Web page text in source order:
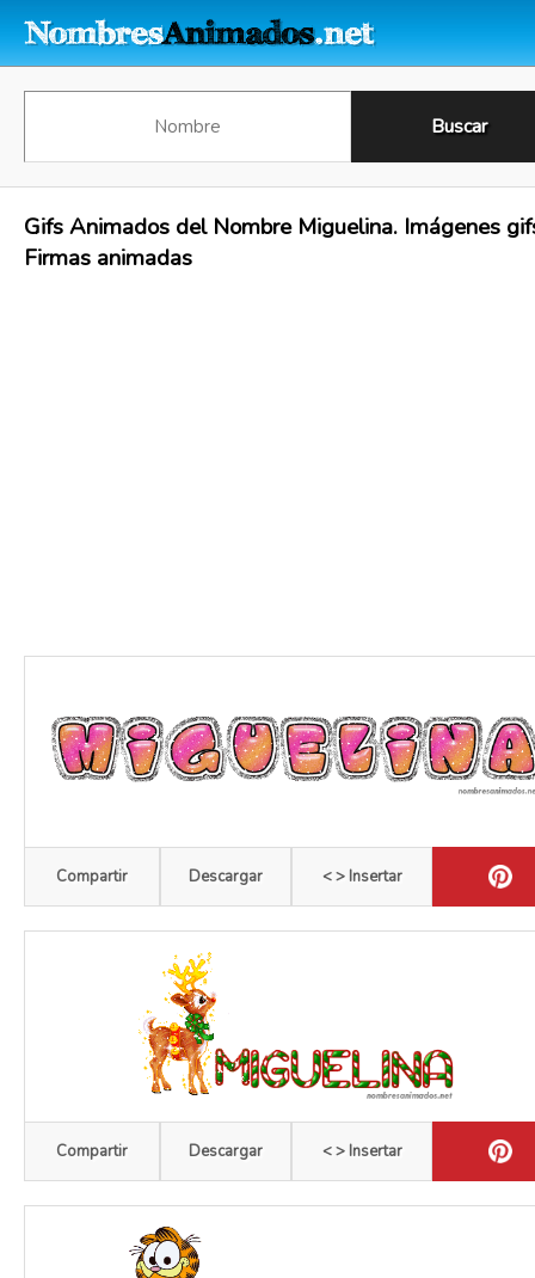
Gifs Animados del Nombre Miguelina. Imágenes
Firmas animadas
Compartir Descargar < > Insertar
Compartir Descargar < > Insertar